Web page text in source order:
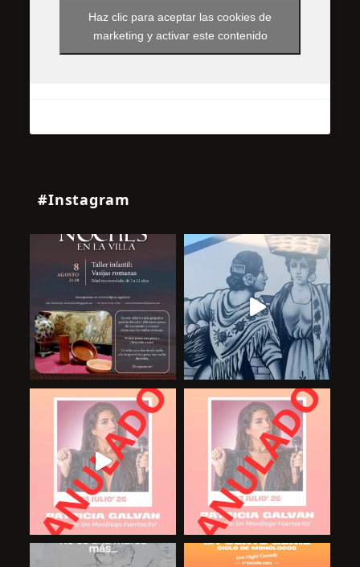
Haz clic para aceptar las cookies de
marketing y activar este contenido
#Instagram